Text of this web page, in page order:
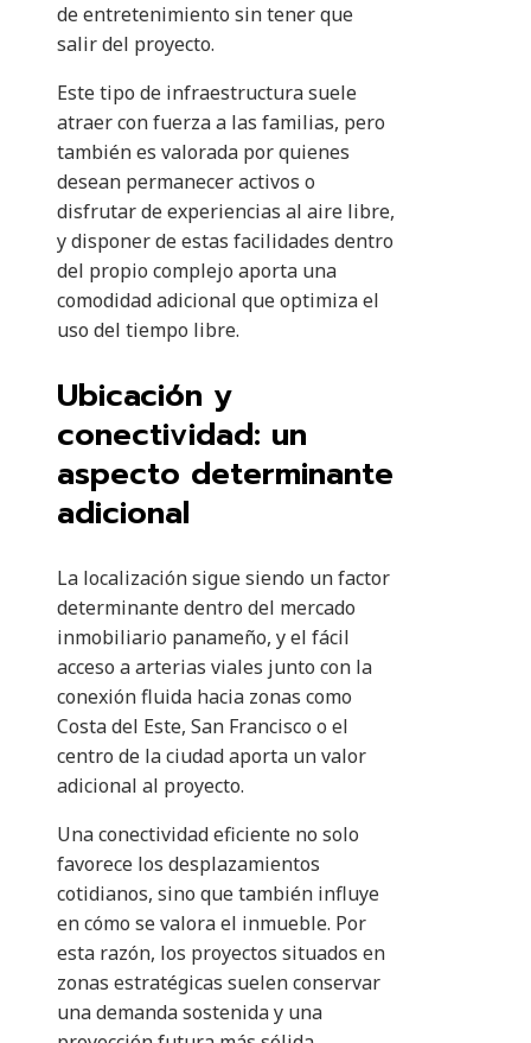
de entretenimiento sin tener que
salir del proyecto.
Este tipo de infraestructura suele
atraer con fuerza a las familias, pero
también es valorada por quienes
desean permanecer activos o
disfrutar de experiencias al aire libre,
y disponer de estas facilidades dentro
del propio complejo aporta una
comodidad adicional que optimiza el
uso del tiempo libre.
Ubicación y
conectividad: un
aspecto determinante
adicional
La localización sigue siendo un factor
determinante dentro del mercado
inmobiliario panameño, y el fácil
acceso a arterias viales junto con la
conexión fluida hacia zonas como
Costa del Este, San Francisco o el
centro de la ciudad aporta un valor
adicional al proyecto.
Una conectividad eficiente no solo
favorece los desplazamientos
cotidianos, sino que también influye
en cómo se valora el inmueble. Por
esta razón, los proyectos situados en
zonas estratégicas suelen conservar
una demanda sostenida y una